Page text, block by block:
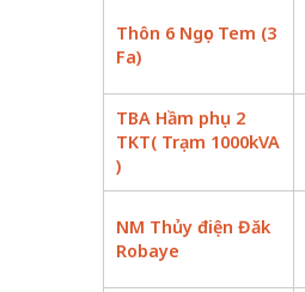
Thôn 6 Ngọc Tem (3
Fa)
TBA Hầm phụ 2
TKT( Trạm 1000kVA
)
NM Thủy điện Đăk
Robaye